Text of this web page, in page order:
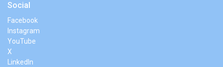
Social
Facebook
Instagram
YouTube
X
LinkedIn